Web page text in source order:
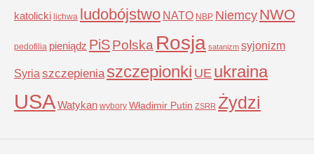
katolicki lichwa ludobójstwo NATO NBP NiemcyNWO
pedofilia pieniądz PiSPolska Rosja satanizm syjonizm
Syria szczepienia szczepionki UE ukraina
USAWatykan wybory Władimir Putin ZSRR Żydzi